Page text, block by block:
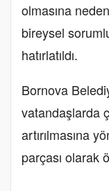
olmasına
bireysel
hatırlatıldı.
Bornova
vatandaşlarda
artırılmasına
parçası olarak